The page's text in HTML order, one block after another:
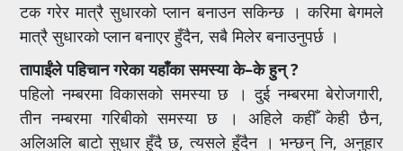
टक गरेर मात्रै सुधारको प्लान बनाउन सकिन्छ । करिमा बेगमले
मात्रै सुधारको प्लान बनाएर हुँदैन, सबै मिलेर बनाउनुपर्छ ।
तापाईंले पहिचान गरेका यहाँका समस्या के–के हुन् ?
पहिलो नम्बरमा विकासको समस्या छ । दुई नम्बरमा बेरोजगारी,
तीन नम्बरमा गरिबीको समस्या छ । अहिले कहीँ केही छैन,
अलिअलि बाटो सुधार हुँदै छ, त्यसले हुँदैन । भन्छन् नि, अनुहार